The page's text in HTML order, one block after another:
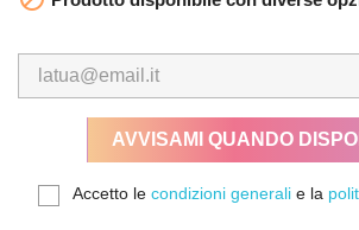
AVVISAMI QUANDO
Accetto le condizioni generali e la